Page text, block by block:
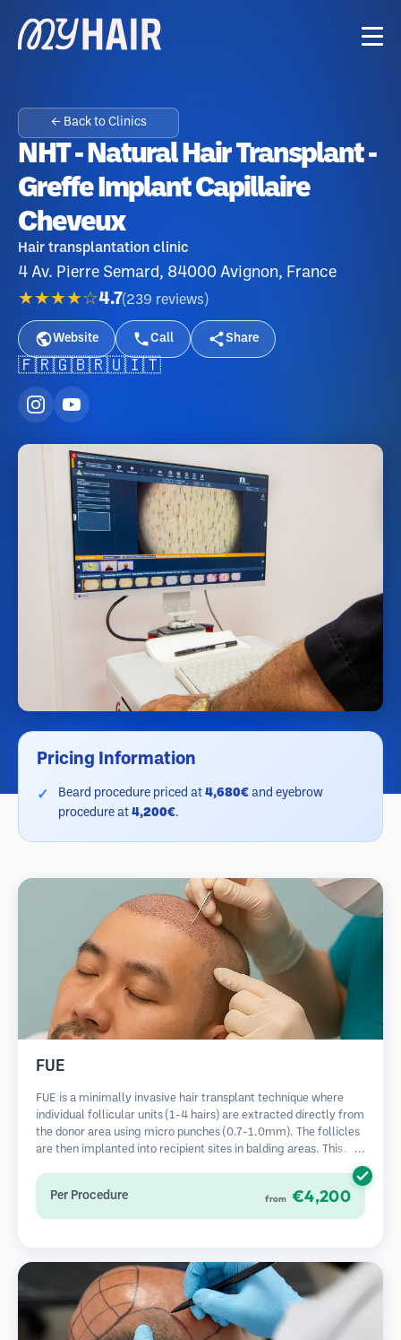
← Back to Clinics
NHT - Natural Hair Transplant -
Greffe Implant Capillaire
Cheveux
Hair transplantation clinic
4 Av. Pierre Semard, 84000 Avignon, France
★★★★☆4.7(239 reviews )
Website Call Share
🇫🇷🇬🇧🇷🇺🇮🇹
Pricing Information
Beard procedure priced at 4,680€ and eyebrow
procedure at 4,200€.
FUE
FUE is a minimally invasive hair transplant technique where
individual follicular units (1-4 hairs) are extracted directly from
the donor area using micro punches (0.7-1.0mm). The follicles
are then implanted into recipient sites in balding areas. This
healing compared to strip harvesting methods.
Per Procedure from €4,200